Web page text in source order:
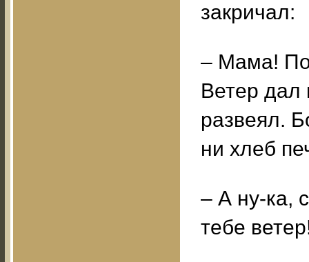
закричал:
– Мама!
Ветер дал
развеял.
ни хлеб
– А ну-ка,
тебе